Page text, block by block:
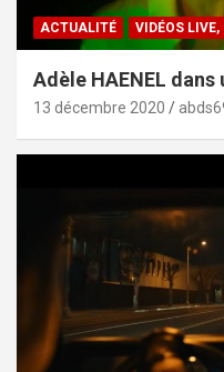
ACTUALITÉ VIDÉOS
Adèle HAENEL dans
13 décembre 2020